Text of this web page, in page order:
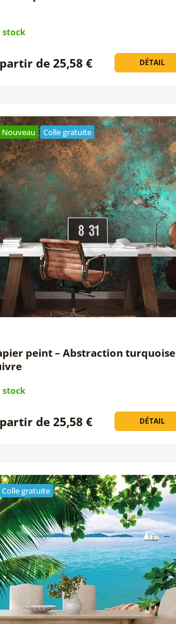
stock
DÉTAIL
de 25,58 €
Nouveau Colle gratuite
peint – Abstraction
stock
DÉTAIL
de 25,58 €
Colle gratuite